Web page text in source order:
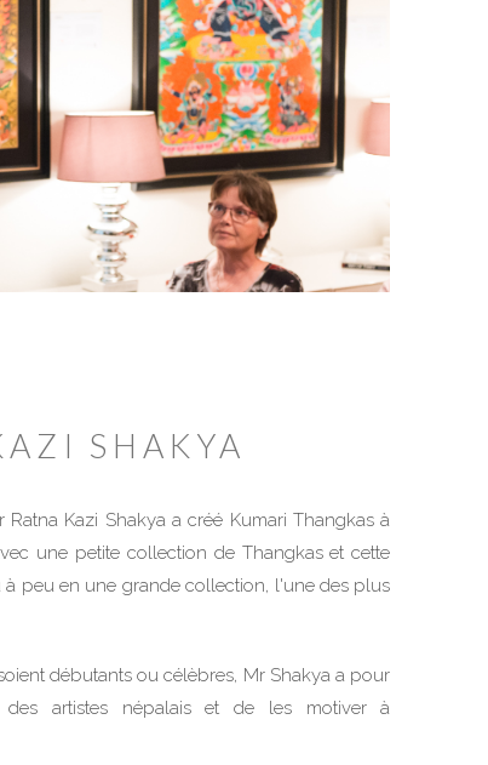
SHAKYA
Kazi Shakya a créé Kumari Thangkas à
une petite collection de Thangkas et cette
peu en une grande collection, l'une des plus
débutants ou célèbres, Mr Shakya a pour
des artistes népalais et de les motiver à